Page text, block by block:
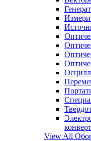
View All